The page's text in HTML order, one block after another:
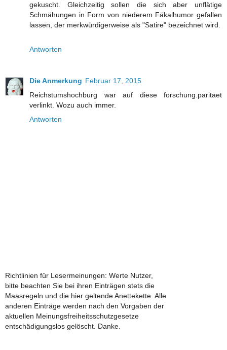
gekuscht. Gleichzeitig sollen die sich aber unflätige
Schmähungen in Form von niederem Fäkalhumor gefallen
lassen, der merkwürdigerweise als "Satire" bezeichnet wird.
Antworten
Die Anmerkung Februar 17, 2015
Reichstumshochburg war auf diese forschung.paritaet
verlinkt. Wozu auch immer.
Antworten
Richtlinien für Lesermeinungen: Werte Nutzer,
bitte beachten Sie bei ihren Einträgen stets die
Maasregeln und die hier geltende Anettekette. Alle
anderen Einträge werden nach den Vorgaben der
aktuellen Meinungsfreiheitsschutzgesetze
entschädigungslos gelöscht. Danke.